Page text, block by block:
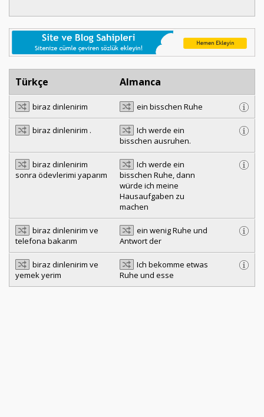
Türkçe Almanca
biraz dinlenirim ein bisschen Ruhe
biraz dinlenirim .
Ich werde ein
bisschen ausruhen.
biraz dinlenirim
sonra ödevlerimi yaparım
Ich werde ein
bisschen Ruhe, dann
würde ich meine
Hausaufgaben zu
machen
biraz dinlenirim ve
telefona bakarım
ein wenig Ruhe und
Antwort der
biraz dinlenirim ve
yemek yerim
Ich bekomme etwas
Ruhe und esse